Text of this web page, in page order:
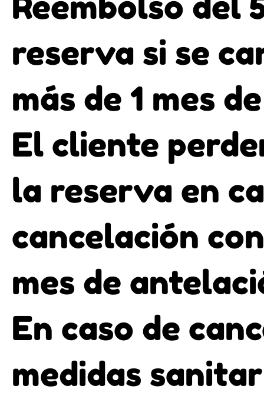
reserva si se
más de 1 mes
El cliente
la reserva en
cancelación
mes de
En caso de
medidas